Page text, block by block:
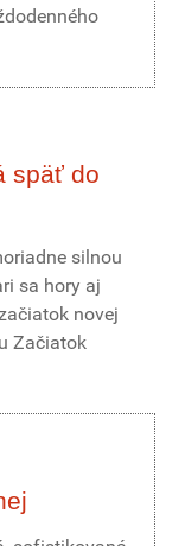
späť do
silnou
sa hory aj
novej
Začiatok